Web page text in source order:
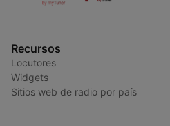
Recursos
Locutores
Widgets
Sitios web de radio por país